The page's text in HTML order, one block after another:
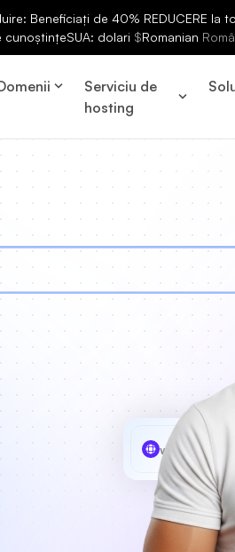
Beneficiați de 40% REDUCERE
cunoștințeSUA: dolari $Romanian
Serviciu de
hosting
www MyCafe